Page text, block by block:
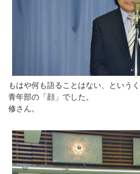
もはや何も語ることはない、という
青年部の「顔」でした。
修さん。